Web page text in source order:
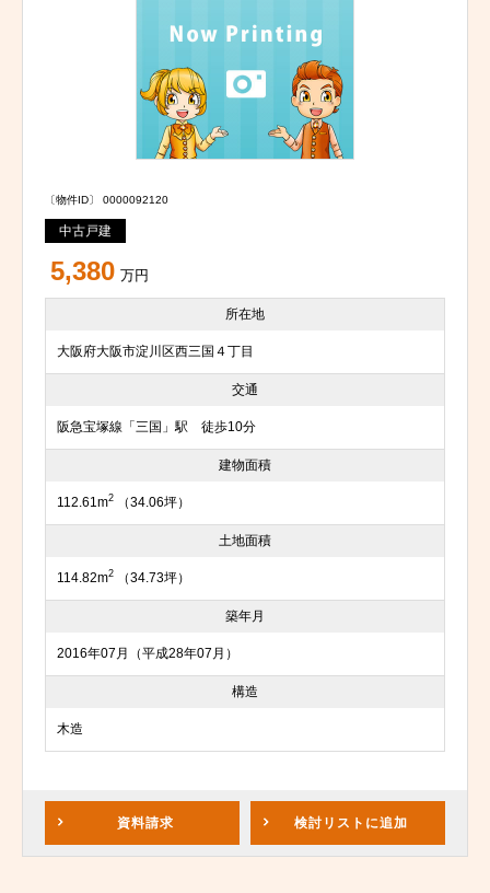
〔物件ID〕 0000092120
中古戸建
5,380 万円
所在地
大阪府大阪市淀川区西三国４丁目
交通
阪急宝塚線「三国」駅 徒歩10分
建物面積
112.61m2 （34.06坪）
土地面積
114.82m2 （34.73坪）
築年月
2016年07月（平成28年07月）
構造
木造
資料請求 検討リスト に追加